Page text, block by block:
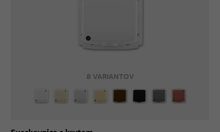
8 VARIANTOV